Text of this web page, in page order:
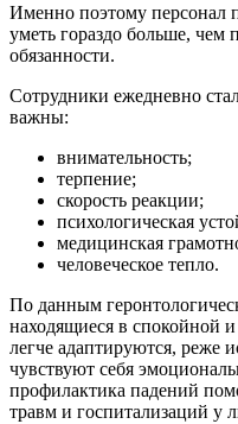
Именно поэтому персонал
уметь гораздо больше, чем
обязанности.
Сотрудники ежедневно
важны:
внимательность;
терпение;
скорость реакции;
психологическая
медицинская
человеческое тепло.
По данным
находящиеся в спокойной
легче адаптируются, реже
чувствуют себя
профилактика падений
травм и госпитализаций у